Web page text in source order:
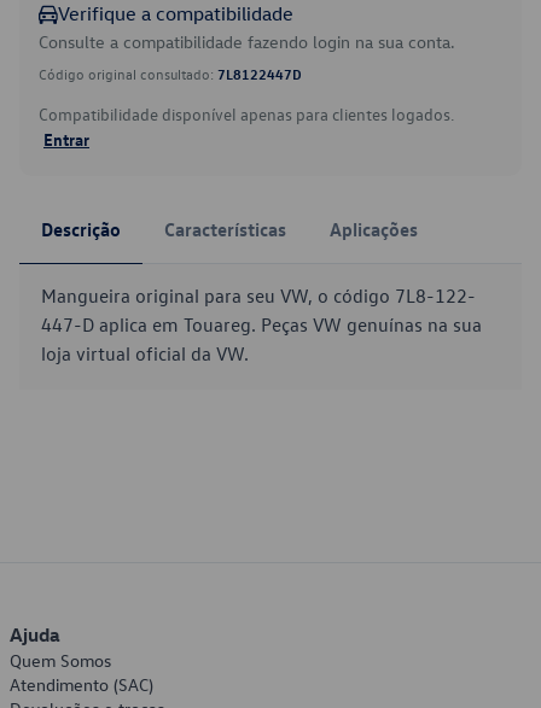
Verifique a compatibilidade
Consulte a compatibilidade fazendo login na sua conta.
Código original consultado: 7L8122447D
Compatibilidade disponível apenas para clientes logados.
Entrar
Descrição Características Aplicações
Mangueira original para seu VW, o código 7L8-122-
447-D aplica em Touareg. Peças VW genuínas na sua
loja virtual oficial da VW.
Ajuda
Quem Somos
Atendimento (SAC)